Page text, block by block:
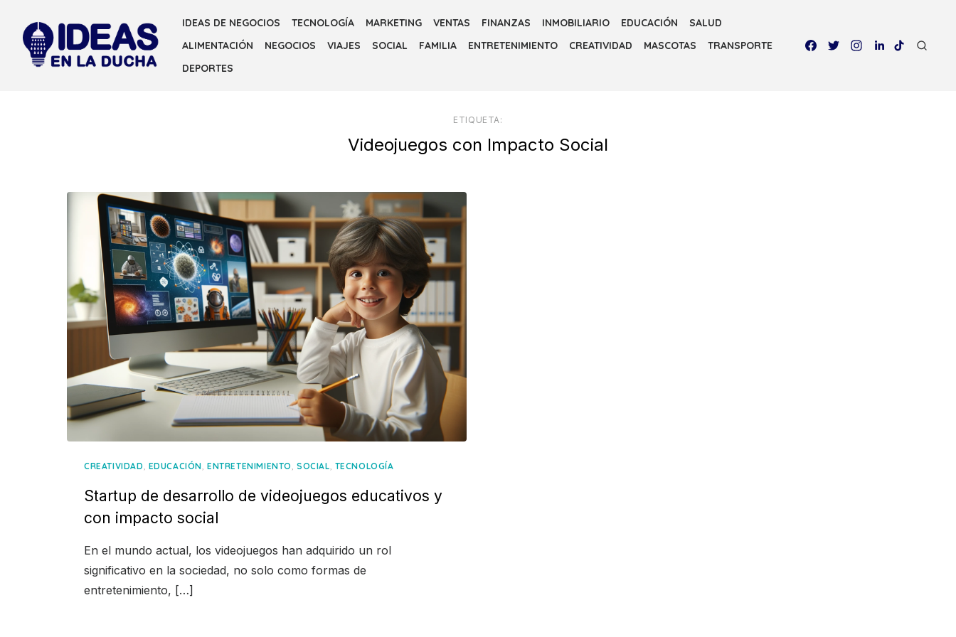
content
IDEAS DE NEGOCIOS TECNOLOGÍA MARKETING VENTAS FINANZAS INMOBILIARIO EDUCACIÓN
SALUD
ALIMENTACIÓN
NEGOCIOS VIAJES SOCIAL FAMILIA ENTRETENIMIENTO CREATIVIDAD MASCOTAS
TRANSPORTE
DEPORTES
ETIQUETA:
Videojuegos con Impacto Social
CREATIVIDAD, EDUCACIÓN,ENTRETENIMIENTO,SOCIAL, TECNOLOGÍA
Startup de desarrollo de videojuegos educativos y
con impacto social
En el mundo actual, los videojuegos han adquirido un rol
significativo en la sociedad, no solo como formas de
entretenimiento, […]